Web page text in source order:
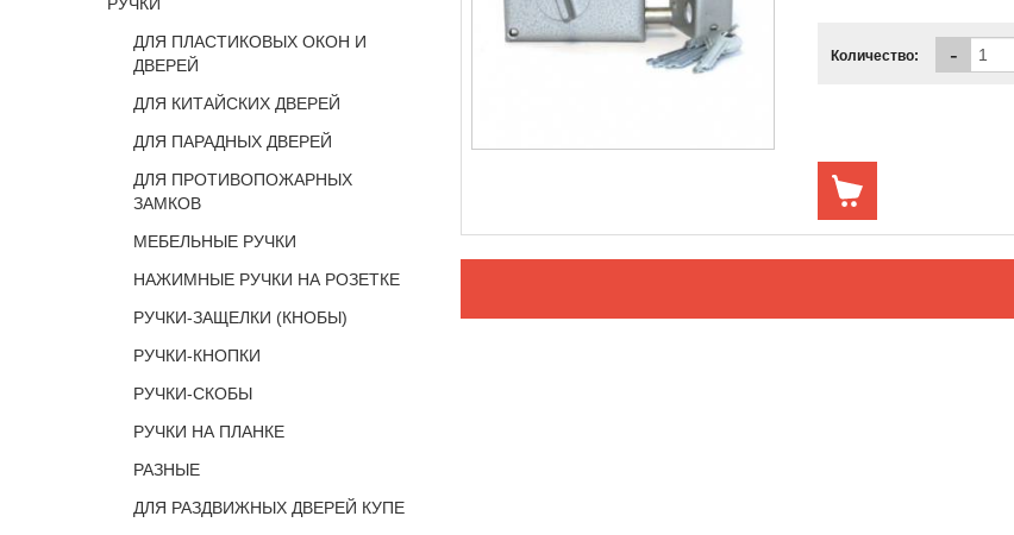
ДЛЯ ПЛАСТИКОВЫХ ОКОН И
ДВЕРЕЙ
ДЛЯ КИТАЙСКИХ ДВЕРЕЙ
ДЛЯ ПАРАДНЫХ ДВЕРЕЙ
ДЛЯ ПРОТИВОПОЖАРНЫХ
ЗАМКОВ
МЕБЕЛЬНЫЕ РУЧКИ
НАЖИМНЫЕ РУЧКИ НА РОЗЕТКЕ
РУЧКИ-ЗАЩЕЛКИ (КНОБЫ)
РУЧКИ-КНОПКИ
РУЧКИ-СКОБЫ
РУЧКИ НА ПЛАНКЕ
РАЗНЫЕ
ДЛЯ РАЗДВИЖНЫХ ДВЕРЕЙ КУПЕ
Количество: -